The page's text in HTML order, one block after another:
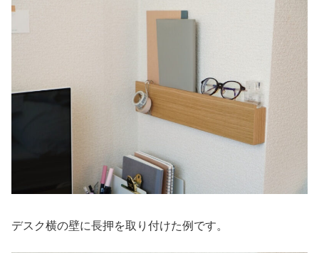
デスク横の壁に長押を取り付けた例です。